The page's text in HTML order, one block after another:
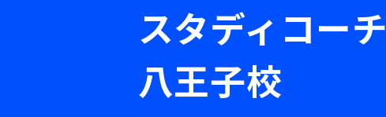
スタディコーチ
八王子校